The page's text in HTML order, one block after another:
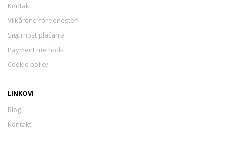
Kontakt
Vilkårene for tjenesten
Sigurnost plaćanja
Payment methods
Cookie policy
LINKOVI
Blog
Kontakt